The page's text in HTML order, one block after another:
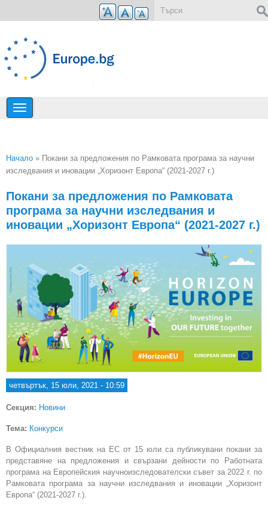
Премини към основното съдържание
Вие сте тук
Начало » Покани за предложения по Рамковата програма за научни
изследвания и иновации „Хоризонт Европа“ (2021-2027 г.)
Покани за предложения по Рамковата
програма за научни изследвания и
иновации „Хоризонт Европа“ (2021-2027 г.)
четвъртък, 15 юли, 2021 - 10:59
Секция: Новини
Тема: Конкурси
В Официалния вестник на ЕС от 15 юли са публикувани покани за
представяне на предложения и свързани дейности по Работната
програма на Европейския научноизследователски съвет за 2022 г. по
Рамковата програма за научни изследвания и иновации „Хоризонт
Европа“ (2021-2027 г.).